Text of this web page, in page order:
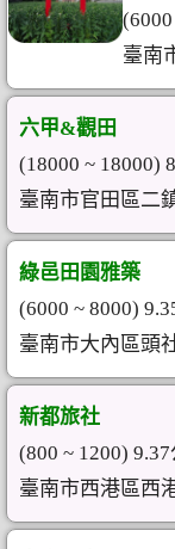
臺南
六甲&觀田
(18000 ~ 18000)
臺南市官田區二
綠邑田園雅築
(6000 ~ 8000)
臺南市大內區頭
新都旅社
(800 ~ 1200)
臺南市西港區西